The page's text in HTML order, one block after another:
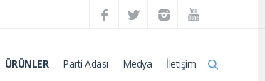
ÜRÜNLER Parti Adası Medya İletişim